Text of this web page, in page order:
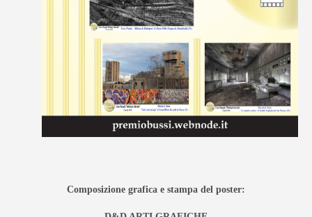
Composizione grafica e stampa del poster: